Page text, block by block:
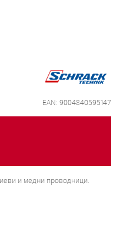
EAN: 9004840595147
и медни проводници.